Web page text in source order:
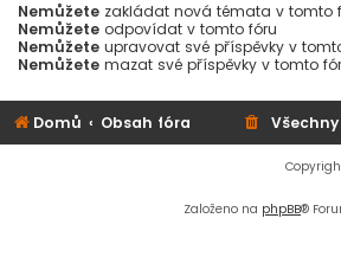
Nemůžete zakládat nová témata v tomto
Nemůžete odpovídat v tomto fóru
Nemůžete upravovat své příspěvky v
Nemůžete mazat své příspěvky v tomto
Domů Obsah fóra
Založeno na phpBB®